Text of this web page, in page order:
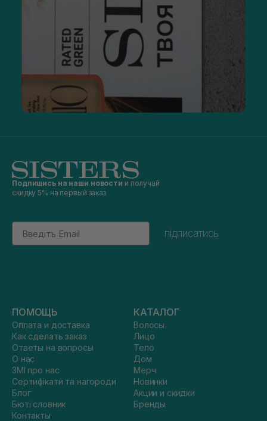
Подпишись на наши новости и получай
скидку 5% на первый заказ
Email
підписатись
ПОМОЩЬ
Оплата и доставка
Как сделать заказ
Ответы на вопросы
О нас
ЗМІ про нас
Сертифікати та нагороди
Блог
Бюті словник
Контакты
КАТАЛОГ
Волосы
Лицо
Тело
Дом
Мерч
Новинки
Акции и скидки
Бренды